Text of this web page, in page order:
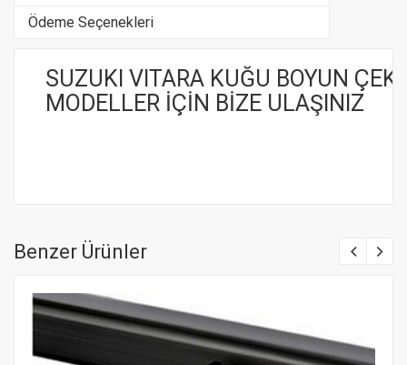
Ödeme Seçenekleri
SUZUKI VITARA KUĞU BOYUN
MODELLER İÇİN BİZE ULAŞINIZ
Benzer Ürünler